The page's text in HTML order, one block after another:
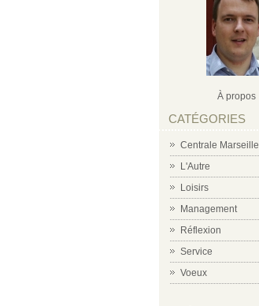
À propos
CATÉGORIES
Centrale Marseille
L'Autre
Loisirs
Management
Réflexion
Service
Voeux